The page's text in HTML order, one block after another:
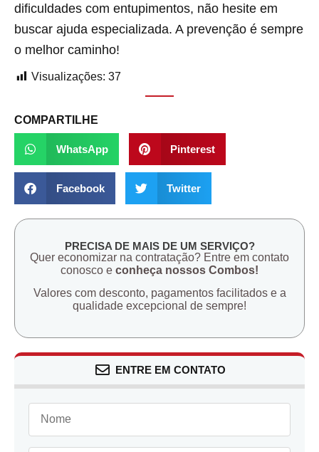
dificuldades com entupimentos, não hesite em
buscar ajuda especializada. A prevenção é sempre
o melhor caminho!
Visualizações: 37
COMPARTILHE
WhatsApp Pinterest
Facebook Twitter
PRECISA DE MAIS DE UM SERVIÇO?
Quer economizar na contratação? Entre em contato
conosco e conheça nossos Combos!
Valores com desconto, pagamentos facilitados e a
qualidade excepcional de sempre!
ENTRE EM CONTATO